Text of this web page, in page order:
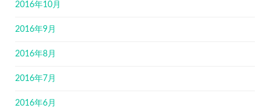
2016年10月
2016年9月
2016年8月
2016年7月
2016年6月